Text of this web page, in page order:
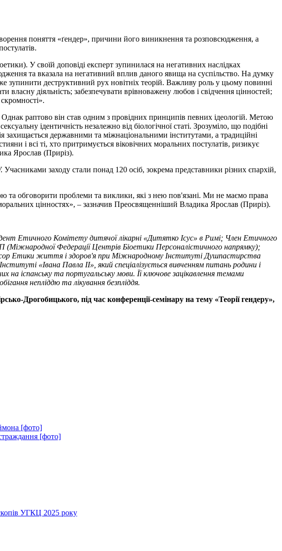
поняття «ґендер», причини його виникнення та розповсюдження, а
У своїй доповіді експерт зупинилася на негативних наслідках
та вказала на негативний вплив даного явища на суспільство. На думку
зупинити деструктивний рух новітніх теорій. Важливу роль у цьому повинні
власну діяльність; забезпечувати врівноважену любов і свідчення цінностей;
Однак раптово він став одним з провідних принципів певних ідеологій. Метою
ідентичність незалежно від біологічної статі. Зрозуміло, що подібні
захищається державними та міжнаціональними інститутами, а традиційні
і всі ті, хто притримується віковічних моральних постулатів, ризикує
Ярослав (Приріз).
заходу стали понад 120 осіб, зокрема представники різних єпархій,
обговорити проблеми та виклики, які з нею пов'язані. Ми не маємо права
цінностях», – зазначив Преосвященніший Владика Ярослав (Приріз).
Етичного Комітету дитячої лікарні «Дитятко Ісус» в Римі; Член Етичного
(Міжнародної Федерації Центрів Біоетики Персоналістичного напрямку);
Етики життя і здоров'я при Міжнародному Інституті Душпастирства
«Івана Павла ІІ», який спеціалізується вивченням питань родини і
іспанську та португальську мови. Її ключове зацікавлення темами
непліддю та лікування безпліддя.
Дрогобицького, під час конференції-семінару на тему «Теорії гендеру»,
[фото]
[фото]
УГКЦ 2025 року